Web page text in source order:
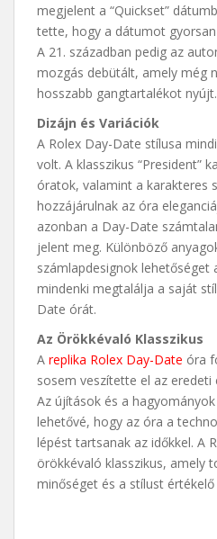
megjelent a “Quickset”
tette, hogy a dátumot
A 21. században pedig az
mozgás debütált, amely még
hosszabb gangtartalékot nyújt.
Dizájn és Variációk
A Rolex Day-Date stílusa
volt. A klasszikus “President”
óratok, valamint a karakteres
hozzájárulnak az óra
azonban a Day-Date
jelent meg. Különböző
számlapdesignok lehetőséget
mindenki megtalálja a saját
Date órát.
Az Örökkévaló Klasszikus
A replika Rolex Day-Date óra
sosem veszítette el az eredeti
Az újítások és a
lehetővé, hogy az óra a
lépést tartsanak az időkkel. A
örökkévaló klasszikus, amely
minőséget és a stílust